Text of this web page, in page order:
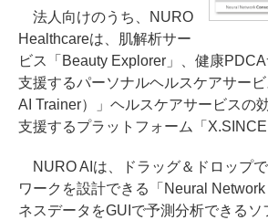
法人向けのうち、NURO
Healthcareは、肌解析サー
ビス「Beauty Explorer」、健康
支援するパーソナルヘルスケアサー
AI Trainer）」ヘルスケアサービスの
支援するプラットフォーム「X.SINCE
NURO AIは、ドラッグ＆ドロップ
ワークを設計できる「Neural
ネスデータをGUIで予測分析できるソ